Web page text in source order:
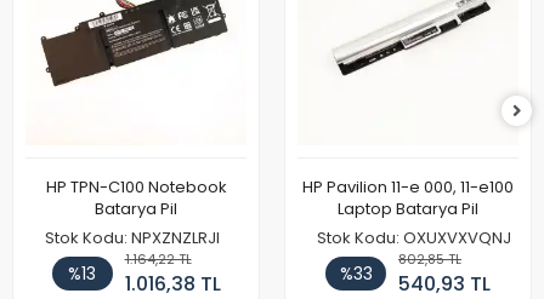
HP TPN-C100 Notebook
Batarya Pil
Stok Kodu: NPXZNZLRJI
%13
1.164,22 TL
1.016,38 TL
HP Pavilion 11-e 000, 11-e100
Laptop Batarya Pil
Stok Kodu: OXUXVXVQNJ
%33
802,85 TL
540,93 TL